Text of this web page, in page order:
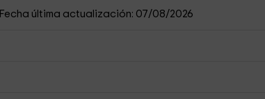
Fecha última actualización: 07/08/2026